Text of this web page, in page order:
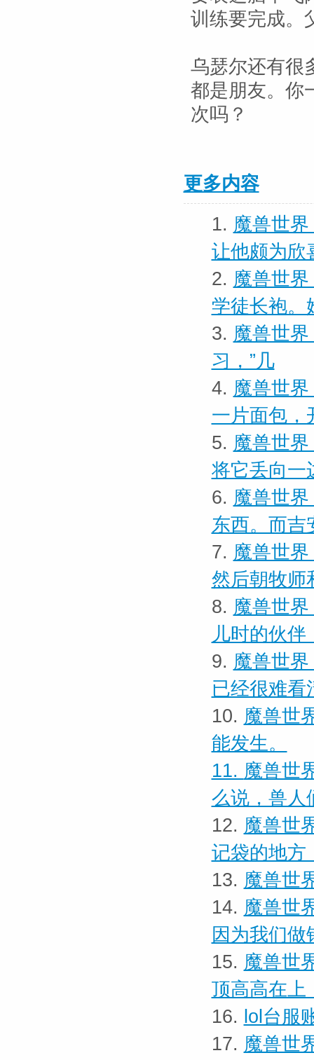
训练要完成。
乌瑟尔还有
都是朋友。你
次吗？
更多内容
1. 魔兽世
让他颇为欣
2. 魔兽世
学徒长袍。
3. 魔兽世
习，”几
4. 魔兽世
一片面包，
5. 魔兽世
将它丢向一
6. 魔兽世
东西。而吉
7. 魔兽世
然后朝牧师
8. 魔兽世
儿时的伙伴
9. 魔兽世
已经很难看
10. 魔兽世
能发生。
11. 魔兽世
么说，兽人
12. 魔兽世
记袋的地方
13. 魔兽世
14. 魔兽世
因为我们做
15. 魔兽世
顶高高在上
16. lol台服
17. 魔兽世